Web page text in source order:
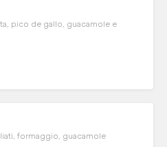
pico de gallo, guacamole e
formaggio, guacamole